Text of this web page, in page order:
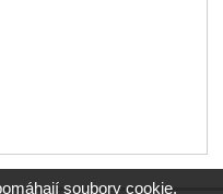
soubory cookie.